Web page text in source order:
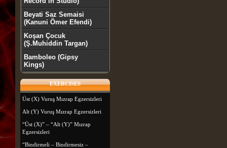
Beyati Saz Semaisi
(Kanuni Ömer Efendi)
Koşan Çocuk
(Ş.Muhiddin Targan)
Bamboleo (Gipsy
Kings)
EXERCISES
Üst (X) Vuruş Mızrap Egzersizleri
Alt (Y) Vuruş Mızrap Egzersizleri
“Üst (X)” – “Alt (Y)” Mızrap
Egzersizleri
“Bindirmeli – Bindirmesiz –